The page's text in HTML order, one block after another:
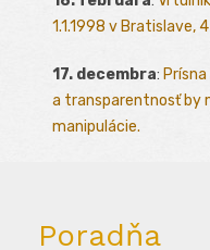
1.1.1998 v Bratislave,
17. decembra:
a transparentnosť by
manipulácie.
Poradňa